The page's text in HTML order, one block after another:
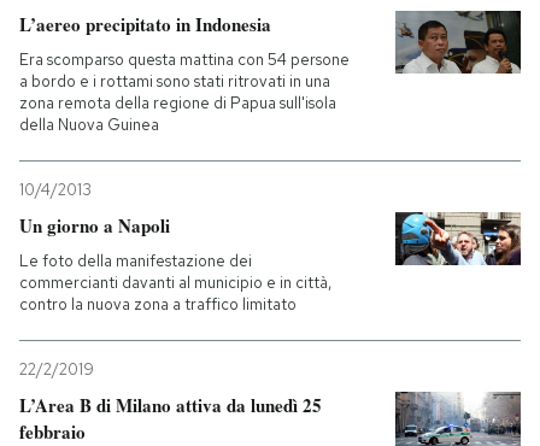
L’aereo precipitato in Indonesia
Era scomparso questa mattina con 54 persone
a bordo e i rottami sono stati ritrovati in una
zona remota della regione di Papua sull'isola
della Nuova Guinea
10/4/2013
Un giorno a Napoli
Le foto della manifestazione dei
commercianti davanti al municipio e in città,
contro la nuova zona a traffico limitato
22/2/2019
L’Area B di Milano attiva da lunedì 25
febbraio